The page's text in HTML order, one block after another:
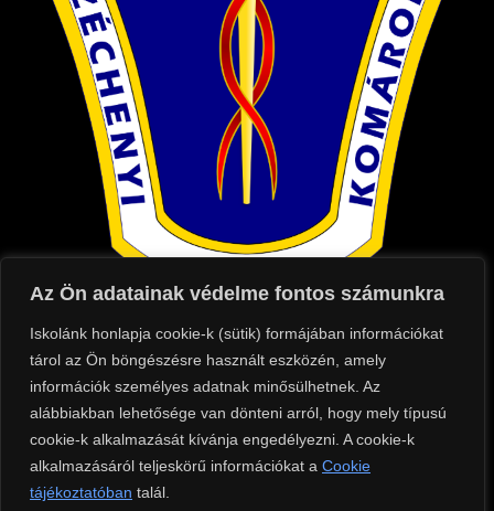
Az Ön adatainak védelme fontos számunkra
Iskolánk honlapja cookie-k (sütik) formájában információkat
tárol az Ön böngészésre használt eszközén, amely
információk személyes adatnak minősülhetnek. Az
alábbiakban lehetősége van dönteni arról, hogy mely típusú
cookie-k alkalmazását kívánja engedélyezni. A cookie-k
alkalmazásáról teljeskörű információkat a Cookie
tájékoztatóban talál.
Kapcsolat
Cím: 2900 Komárom, Táncsics Mihály utca
Telefon: +36 (70) 684 8500
Tanári telefonszáma: +36 (70) 684 8504